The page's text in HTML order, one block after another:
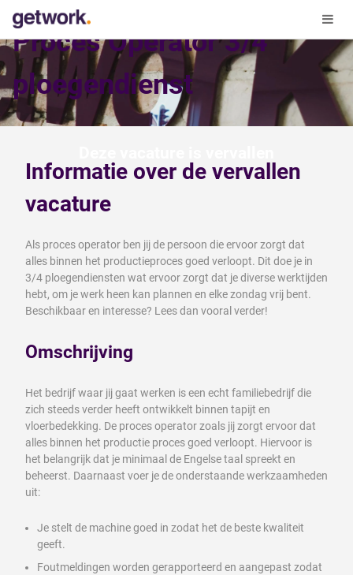
Proces Operator 3/4
ploegendienst
Informatie over de vervallen
vacature
Als proces operator ben jij de persoon die ervoor zorgt dat
alles binnen het productieproces goed verloopt. Dit doe je in
3/4 ploegendiensten wat ervoor zorgt dat je diverse werktijden
hebt, om je werk heen kan plannen en elke zondag vrij bent.
Beschikbaar en interesse? Lees dan vooral verder!
Omschrijving
Het bedrijf waar jij gaat werken is een echt familiebedrijf die
zich steeds verder heeft ontwikkelt binnen tapijt en
vloerbedekking. De proces operator zoals jij zorgt ervoor dat
alles binnen het productie proces goed verloopt. Hiervoor is
het belangrijk dat je minimaal de Engelse taal spreekt en
beheerst. Daarnaast voer je de onderstaande werkzaamheden
uit:
Je stelt de machine goed in zodat het de beste kwaliteit
geeft.
Foutmeldingen worden gerapporteerd en aangepast zodat